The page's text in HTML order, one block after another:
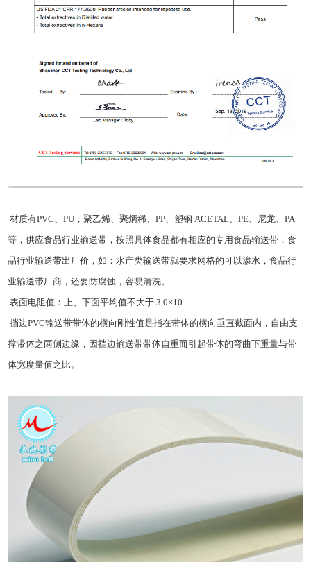
材质有PVC、PU，聚乙烯、聚炳稀、PP、塑钢 ACETAL、PE、尼龙、PA
等，供应食品行业输送带，按照具体食品都有相应的专用食品输送带 ，食
品行业输送带出厂价，如：水产类输送带就要求网格的可以渗水，食品行
业输送带厂商，还要防腐蚀，容易清洗。
表面电阻值：上、下面平均值不大于 3.0×10
挡边PVC输送带带体的横向刚性值是指在带体的横向垂直截面内，自由支
撑带体之两侧边缘，因挡边输送带带体自重而引起带体的弯曲下重量与带
体宽度量值之比。